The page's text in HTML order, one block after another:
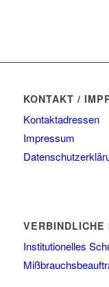
KONTAKT /
Kontaktadressen
Impressum
VERBINDLICHE
Institutionelles